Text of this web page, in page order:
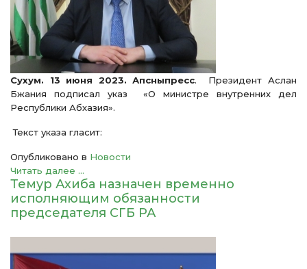
Сухум. 13 июня 2023. Апсныпресс. Президент Аслан
Бжания подписал указ «О министре внутренних дел
Республики Абхазия».
Текст указа гласит:
Опубликовано в Новости
Читать далее ...
Темур Ахиба назначен временно
исполняющим обязанности
председателя СГБ РА